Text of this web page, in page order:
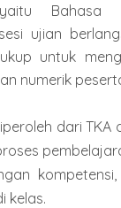
Bahasa
ujian
untuk
numerik
dari TKA
kelas.